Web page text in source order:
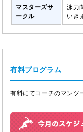
マスターズサ
ークル
泳力
いき
有料プログラム
有料にてコーチのマンツ